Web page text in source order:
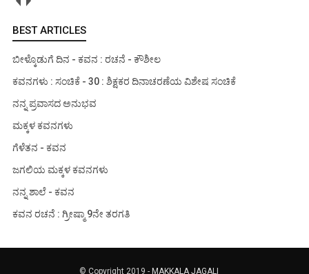
BEST ARTICLES
ಬೀಳ್ಕೊಡುಗೆ ದಿನ - ಕವನ : ರಚನೆ - ಕೌಶೀಲ
ಕವನಗಳು : ಸಂಚಿಕೆ - 30 : ಶಿಕ್ಷಕರ ದಿನಾಚರಣೆಯ ವಿಶೇಷ ಸಂಚಿಕೆ
ನನ್ನ ಪ್ರವಾಸದ ಅನುಭವ
ಮಕ್ಕಳ ಕವನಗಳು
ಗೆಳೆತನ - ಕವನ
ಜಗಲಿಯ ಮಕ್ಕಳ ಕವನಗಳು
ನನ್ನ ಶಾಲೆ - ಕವನ
ಕವನ ರಚನೆ : ಗ್ರೀಷ್ಮಾ 9ನೇ ತರಗತಿ
© Copyright 2019 - MAKKALA JAGALI